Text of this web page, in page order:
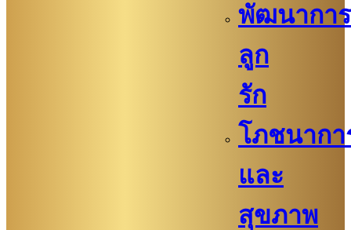
พัฒนาการ
ลูก
รัก
โภชนากา
และ
สุขภาพ